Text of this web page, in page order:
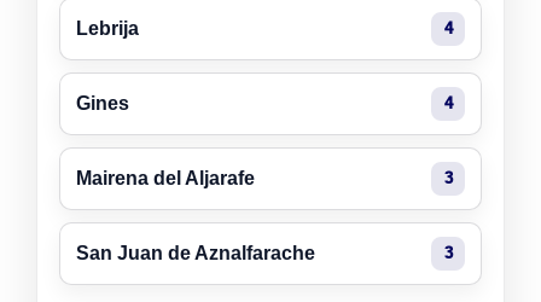
Lebrija 4
Gines 4
Mairena del Aljarafe 3
San Juan de Aznalfarache 3